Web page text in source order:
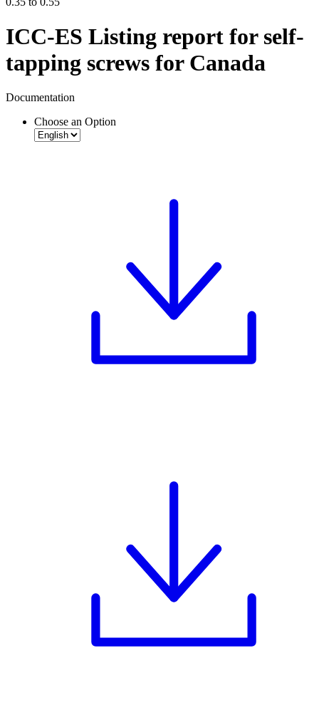
ICC-ES Listing report for self-
tapping screws for Canada
Documentation
Choose an Option